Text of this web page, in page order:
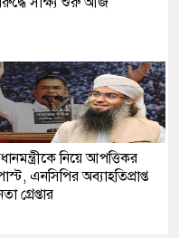
নিয়ে আপত্তিকর
এনসিপির অব্যাহতিপ্রাপ্ত
গ্রেপ্তার